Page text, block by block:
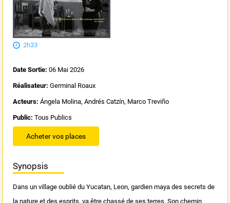
2h33
Date Sortie:06 Mai 2026
Réalisateur:Germinal Roaux
Acteurs:Ángela Molina, Andrés Catzín, Marco Treviño
Public:Tous Publics
Acheter vos places
Synopsis
Dans un village oublié du Yucatan, Leon, gardien maya des secrets de
la nature et des esprits, va être chassé de ses terres. Son chemin